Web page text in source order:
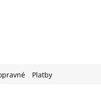
Platby